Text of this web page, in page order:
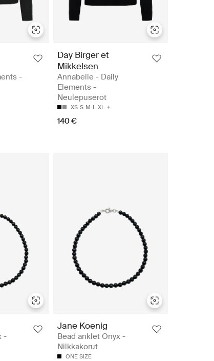
-
Day Birger et
Mikkelsen
Annabelle - Daily
Elements -
Neulepuserot
XS S M L XL
140 €
-
Jane Koenig
Bead anklet Onyx -
Nilkkakorut
ONE SIZE